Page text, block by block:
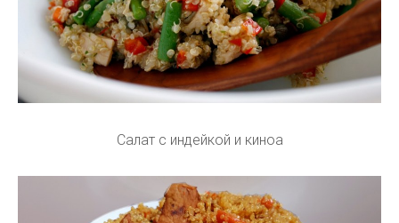
Салат с индейкой и киноа